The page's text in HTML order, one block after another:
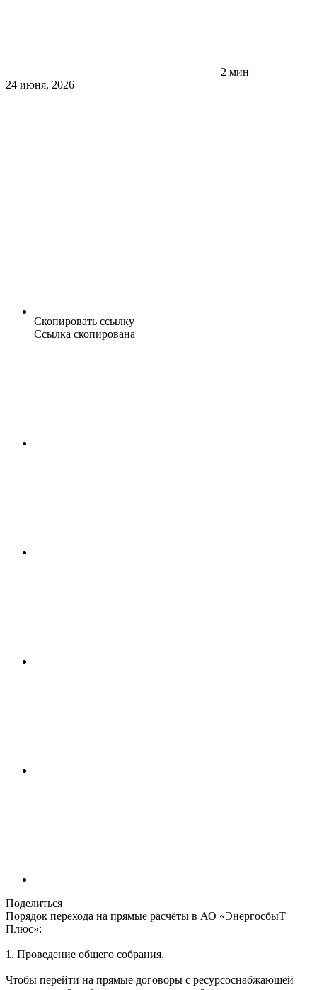
2 мин
24 июня, 2026
Скопировать ссылку
Ссылка скопирована
Поделиться
Порядок перехода на прямые расчёты в АО «ЭнергосбыТ
Плюс»:
1. Проведение общего собрания.
Чтобы перейти на прямые договоры с ресурсоснабжающей